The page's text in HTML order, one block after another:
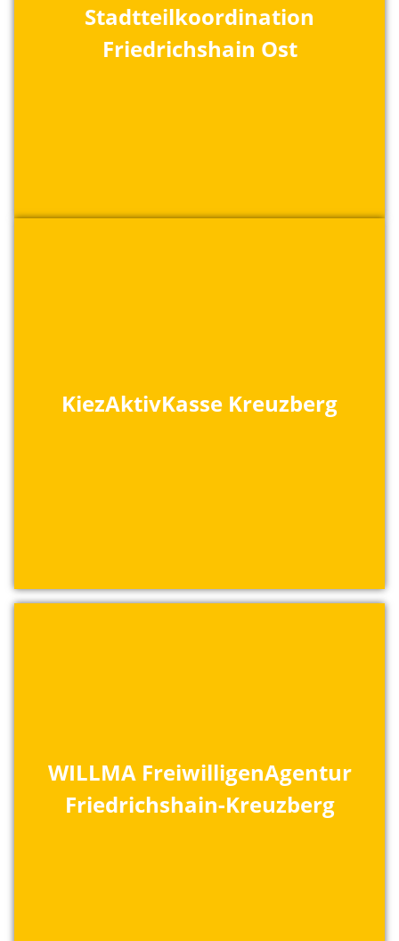
Stadtteilkoordination
Friedrichshain Ost
KiezAktivKasse Kreuzberg
WILLMA FreiwilligenAgentur
Friedrichshain-Kreuzberg